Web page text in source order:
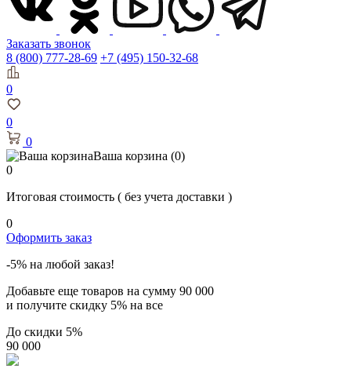
Заказать звонок
8 (800) 777-28-69 +7 (495) 150-32-68
0
0
0
Ваша корзина (0)
0
Итоговая стоимость ( без учета доставки )
0
Оформить заказ
-5% на любой заказ!
Добавьте еще товаров на сумму 90 000
и получите скидку 5% на все
До скидки 5%
90 000